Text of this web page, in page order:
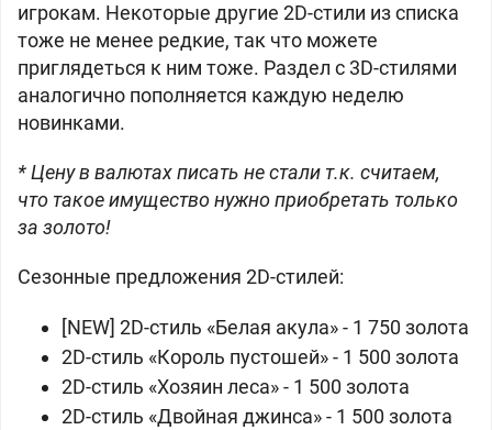
игрокам. Некоторые другие 2D-стили из списка
тоже не менее редкие, так что можете
приглядеться к ним тоже. Раздел с 3D-стилями
аналогично пополняется каждую неделю
новинками.
* Цену в валютах писать не стали т.к. считаем,
что такое имущество нужно приобретать только
за золото!
Сезонные предложения 2D-стилей:
[NEW] 2D-стиль «Белая акула» - 1 750 золота
2D-стиль «Король пустошей» - 1 500 золота
2D-стиль «Хозяин леса» - 1 500 золота
2D-стиль «Двойная джинса» - 1 500 золота